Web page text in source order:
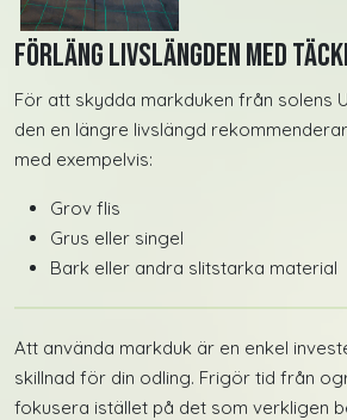
Förläng livslängden med
För att skydda markduken från solens
den en längre livslängd
med exempelvis:
Grov flis
Grus eller singel
Bark eller andra slitstarka material
Att använda markduk är en enkel
skillnad för din odling. Frigör tid från
fokusera istället på det som verkligen